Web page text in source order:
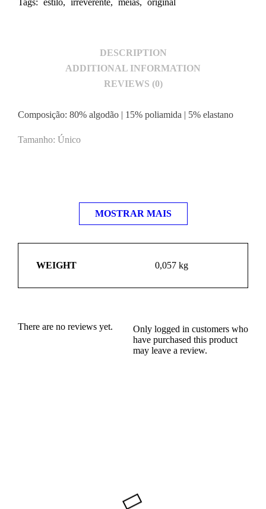
Tags: estilo, irreverente, meias, original
DESCRIPTION
ADDITIONAL INFORMATION
REVIEWS (0)
Composição: 80% algodão | 15% poliamida | 5% elastano
Tamanho: Único
MOSTRAR MAIS
WEIGHT 0,057 kg
There are no reviews yet.
Only logged in customers who
have purchased this product
may leave a review.